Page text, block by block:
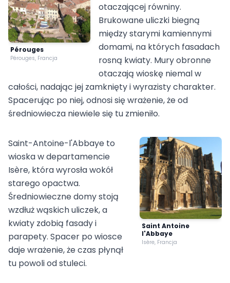
Pérouges
Pérouges, Francja
otaczającej równiny.
Brukowane uliczki biegną
między starymi kamiennymi
domami, na których fasadach
rosną kwiaty. Mury obronne
otaczają wioskę niemal w
całości, nadając jej zamknięty i wyrazisty charakter.
Spacerując po niej, odnosi się wrażenie, że od
średniowiecza niewiele się tu zmieniło.
Saint Antoine
l'Abbaye
Isère, Francja
Saint-Antoine-l'Abbaye to
wioska w departamencie
Isère, która wyrosła wokół
starego opactwa.
Średniowieczne domy stoją
wzdłuż wąskich uliczek, a
kwiaty zdobią fasady i
parapety. Spacer po wiosce
daje wrażenie, że czas płynął
tu powoli od stuleci.